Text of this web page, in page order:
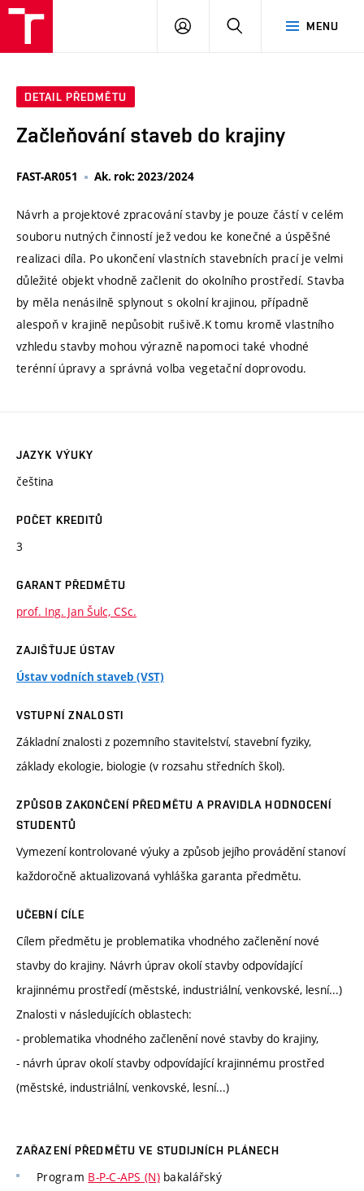
MENU
PŘIHLÁSIT
DETAIL PŘEDMĚTU
Začleňování staveb do krajiny
FAST-AR051 Ak. rok: 2023/2024
Návrh a projektové zpracování stavby je pouze částí v celém
souboru nutných činností jež vedou ke konečné a úspěšné
realizaci díla. Po ukončení vlastních stavebních prací je velmi
důležité objekt vhodně začlenit do okolního prostředí. Stavba
by měla nenásilně splynout s okolní krajinou, případně
alespoň v krajině nepůsobit rušivě.K tomu kromě vlastního
vzhledu stavby mohou výrazně napomoci také vhodné
terénní úpravy a správná volba vegetační doprovodu.
JAZYK VÝUKY
čeština
POČET KREDITŮ
3
GARANT PŘEDMĚTU
prof. Ing. Jan Šulc, CSc.
ZAJIŠŤUJE ÚSTAV
Ústav vodních staveb (VST)
VSTUPNÍ ZNALOSTI
Základní znalosti z pozemního stavitelství, stavební fyziky,
základy ekologie, biologie (v rozsahu středních škol).
ZPŮSOB ZAKONČENÍ PŘEDMĚTU A PRAVIDLA HODNOCENÍ
STUDENTŮ
Vymezení kontrolované výuky a způsob jejího provádění stanoví
každoročně aktualizovaná vyhláška garanta předmětu.
UČEBNÍ CÍLE
Cílem předmětu je problematika vhodného začlenění nové
stavby do krajiny. Návrh úprav okolí stavby odpovídající
krajinnému prostředí (městské, industriální, venkovské, lesní...)
Znalosti v následujících oblastech:
- problematika vhodného začlenění nové stavby do krajiny,
- návrh úprav okolí stavby odpovídající krajinnému prostřed
(městské, industriální, venkovské, lesní...)
ZAŘAZENÍ PŘEDMĚTU VE STUDIJNÍCH PLÁNECH
Program B-P-C-APS (N)bakalářský